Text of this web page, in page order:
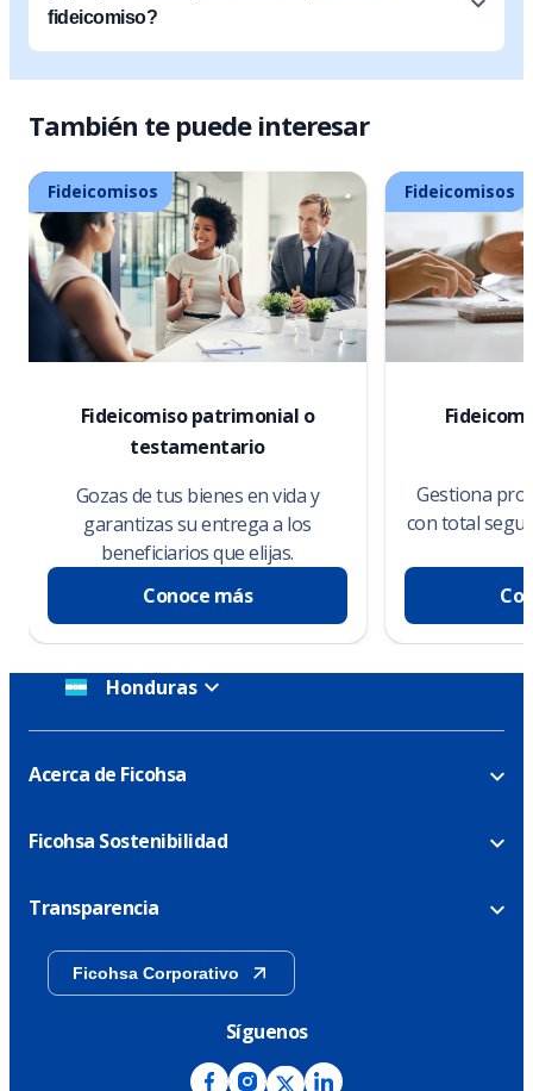
fideicomiso?
También te puede interesar
Fideicomisos
Fideicomiso patrimonial o
testamentario
Gozas de tus bienes en vida y
garantizas su entrega a los
beneficiarios que elijas.
Conoce más
Fideicomisos
Gestiona
con total
Honduras
Acerca de Ficohsa
Ficohsa Sostenibilidad
Transparencia
Ficohsa Corporativo
Síguenos